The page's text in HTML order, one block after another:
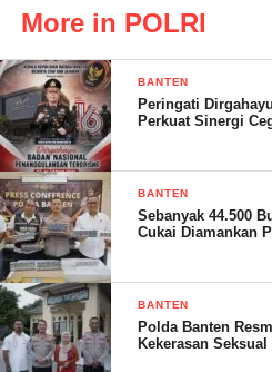
dengan penandatangan memori
Usai Sertijab, Kapolres didampingi
bersama para perwira serta
jabat tangan sebagai ucapan
More in POLRI
BANTEN
Peringati
Perkuat Sinergi
BANTEN
Sebanyak 44.500
Cukai Diamankan
BANTEN
Polda Banten
Kekerasan Seksual